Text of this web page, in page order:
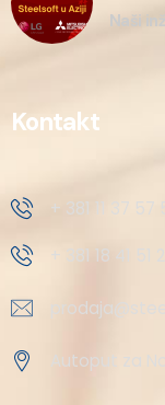
Naši
Kontakt
+ 381 11 37 57
+ 381 18 41 51
Autoput za